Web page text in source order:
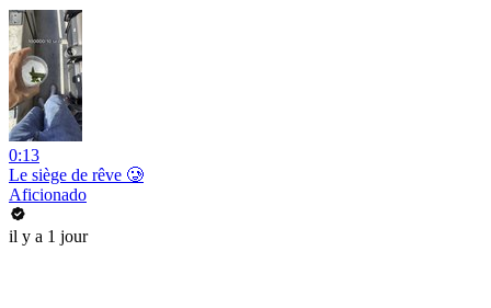
0:13
Le siège de rêve 🥲
Aficionado
il y a 1 jour